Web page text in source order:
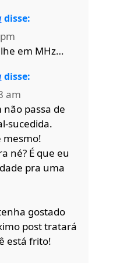
disse:
em MHz…
disse:
am
passa de
sucedida.
mesmo!
né? É que eu
pra uma
gostado
post tratará
está frito!